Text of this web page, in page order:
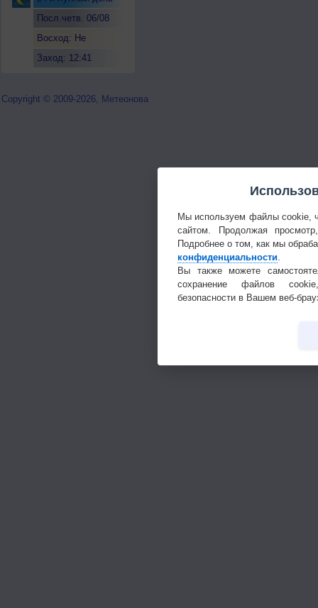
Посл.четв. 06/08
Восход: Не
Заход: 12:41
Copyright © 2009-2026, Метеонова
Мы используем файлы cookie,
сайтом. Продолжая
Подробнее о том, как мы
конфиденциальности.
Вы также можете
сохранение файлов
безопасности в Вашем веб-